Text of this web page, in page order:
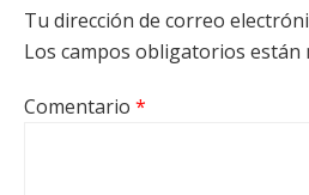
Tu dirección de correo
Los campos obligatorios están
Comentario *